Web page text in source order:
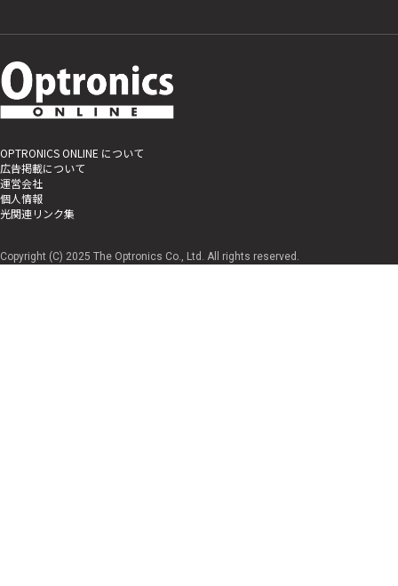
OPTRONICS ONLINE について
広告掲載について
運営会社
個人情報
光関連リンク集
Copyright (C) 2025 The Optronics Co., Ltd. All rights reserved.